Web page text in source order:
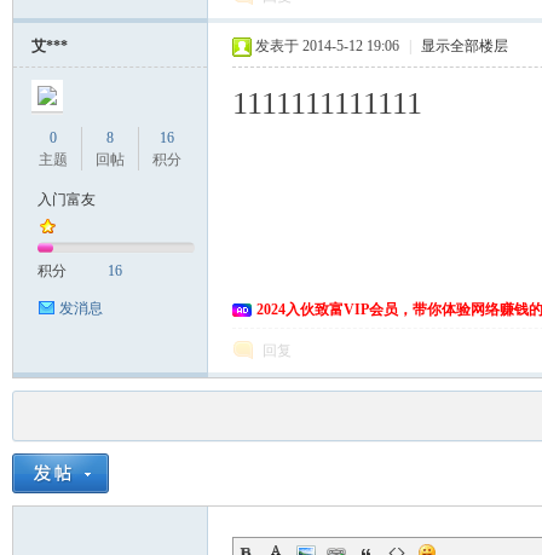
艾***
0
主题
8
回帖
16
积分
入门富友
积分 16
发消息
发表于 2014-5-12 19:06 显示全部楼层
1111111111111
2024入伙致富VIP会员，带你体验网络赚钱
回复